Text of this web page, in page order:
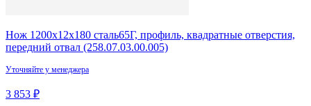
Нож 1200х12х180 сталь65Г, профиль, квадратные отверстия,
передний отвал (258.07.03.00.005)
Уточняйте у менеджера
3 853 ₽